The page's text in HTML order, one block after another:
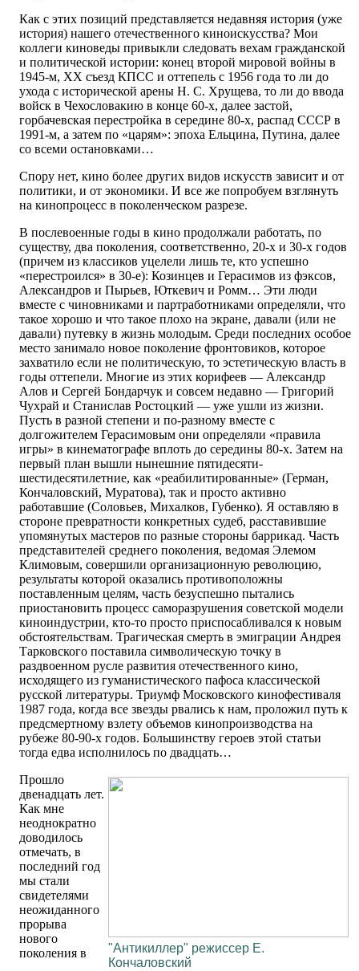
Как с этих позиций представляется недавняя история (уже
история) нашего отечественного киноискусства? Мои
коллеги киноведы привыкли следовать вехам гражданской
и политической истории: конец второй мировой войны в
1945-м, ХХ съезд КПСС и оттепель с 1956 года то ли до
ухода с исторической арены Н. С. Хрущева, то ли до ввода
войск в Чехословакию в конце 60-х, далее застой,
горбачевская перестройка в середине 80-х, распад СССР в
1991-м, а затем по «царям»: эпоха Ельцина, Путина, далее
со всеми остановками…
Спору нет, кино более других видов искусств зависит и от
политики, и от экономики. И все же попробуем взглянуть
на кинопроцесс в поколенческом разрезе.
В послевоенные годы в кино продолжали работать, по
существу, два поколения, соответственно, 20-х и 30-х годов
(причем из классиков уцелели лишь те, кто успешно
«перестроился» в 30-е): Козинцев и Герасимов из фэксов,
Александров и Пырьев, Юткевич и Ромм… Эти люди
вместе с чиновниками и партработниками определяли, что
такое хорошо и что такое плохо на экране, давали (или не
давали) путевку в жизнь молодым. Среди последних особое
место занимало новое поколение фронтовиков, которое
захватило если не политическую, то эстетическую власть в
годы оттепели. Многие из этих корифеев — Александр
Алов и Сергей Бондарчук и совсем недавно — Григорий
Чухрай и Станислав Ростоцкий — уже ушли из жизни.
Пусть в разной степени и по-разному вместе с
долгожителем Герасимовым они определяли «правила
игры» в кинематографе вплоть до середины 80-х. Затем на
первый план вышли нынешние пятидесяти-
шестидесятилетние, как «реабилитированные» (Герман,
Кончаловский, Муратова), так и просто активно
работавшие (Соловьев, Михалков, Губенко). Я оставляю в
стороне превратности конкретных судеб, расставившие
упомянутых мастеров по разные стороны баррикад. Часть
представителей среднего поколения, ведомая Элемом
Климовым, совершили организационную революцию,
результаты которой оказались противоположны
поставленным целям, часть безуспешно пытались
приостановить процесс саморазрушения советской модели
киноиндустрии, кто-то просто приспосабливался к новым
обстоятельствам. Трагическая смерть в эмиграции Андрея
Тарковского поставила символическую точку в
раздвоенном русле развития отечественного кино,
исходящего из гуманистического пафоса классической
русской литературы. Триумф Московского кинофестиваля
1987 года, когда все звезды рвались к нам, проложил путь к
предсмертному взлету объемов кинопроизводства на
рубеже 80-90-х годов. Большинству героев этой статьи
тогда едва исполнилось по двадцать…
"Антикиллер" режиссер Е.
Кончаловский
Прошло
двенадцать лет.
Как мне
неоднократно
доводилось
отмечать, в
последний год
мы стали
свидетелями
неожиданного
прорыва
нового
поколения в